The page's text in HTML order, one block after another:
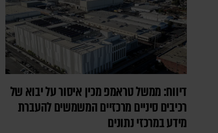
דיווח: ממשל טראמפ מכין איסור על יבוא של
רכיבים סיניים מרכזיים המשמשים להעברת
מידע במרכזי נתונים